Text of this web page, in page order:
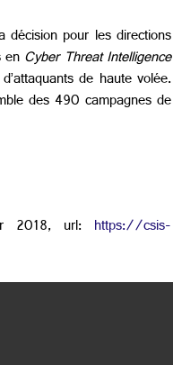
pour les directions
enCyber Threat Intelligence
de haute volée.
des 490 campagnes de
2018, url: https://csis-